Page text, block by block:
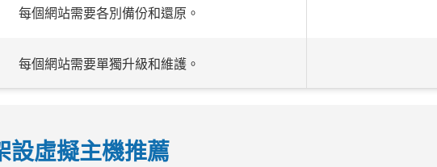
每個網站需要各別備份和還原。
每個網站需要單獨升級和維護。
虛擬主機推薦